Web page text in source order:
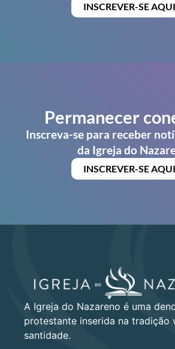
INSCREVER-SE AQUI
Permanecer
Inscreva-se para receber
da Igreja do
INSCREVER-SE AQUI
A Igreja do Nazareno é uma
protestante inserida na tradição
santidade.